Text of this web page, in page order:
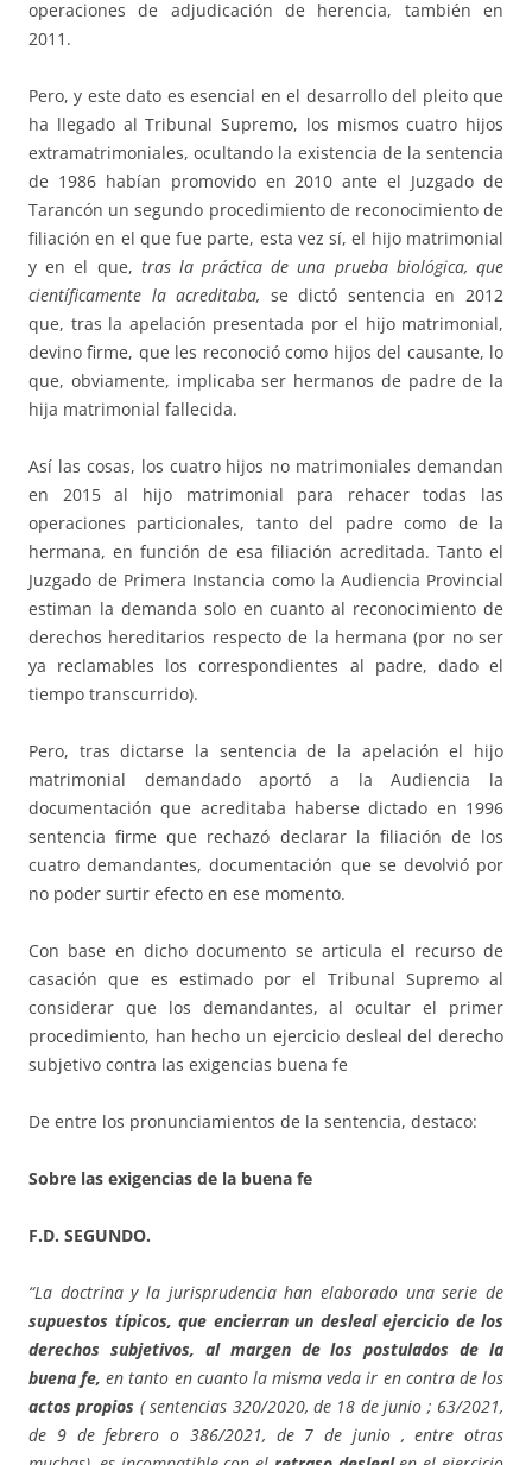
operaciones de adjudicación de herencia, también en
2011.
Pero, y este dato es esencial en el desarrollo del pleito que
ha llegado al Tribunal Supremo, los mismos cuatro hijos
extramatrimoniales, ocultando la existencia de la sentencia
de 1986 habían promovido en 2010 ante el Juzgado de
Tarancón un segundo procedimiento de reconocimiento de
filiación en el que fue parte, esta vez sí, el hijo matrimonial
y en el que, tras la práctica de una prueba biológica, que
científicamente la acreditaba, se dictó sentencia en 2012
que, tras la apelación presentada por el hijo matrimonial,
devino firme, que les reconoció como hijos del causante, lo
que, obviamente, implicaba ser hermanos de padre de la
hija matrimonial fallecida.
Así las cosas, los cuatro hijos no matrimoniales demandan
en 2015 al hijo matrimonial para rehacer todas las
operaciones particionales, tanto del padre como de la
hermana, en función de esa filiación acreditada. Tanto el
Juzgado de Primera Instancia como la Audiencia Provincial
estiman la demanda solo en cuanto al reconocimiento de
derechos hereditarios respecto de la hermana (por no ser
ya reclamables los correspondientes al padre, dado el
tiempo transcurrido).
Pero, tras dictarse la sentencia de la apelación el hijo
matrimonial demandado aportó a la Audiencia la
documentación que acreditaba haberse dictado en 1996
sentencia firme que rechazó declarar la filiación de los
cuatro demandantes, documentación que se devolvió por
no poder surtir efecto en ese momento.
Con base en dicho documento se articula el recurso de
casación que es estimado por el Tribunal Supremo al
considerar que los demandantes, al ocultar el primer
procedimiento, han hecho un ejercicio desleal del derecho
subjetivo contra las exigencias buena fe
De entre los pronunciamientos de la sentencia, destaco:
Sobre las exigencias de la buena fe
F.D. SEGUNDO.
“La doctrina y la jurisprudencia han elaborado una serie de
supuestos típicos, que encierran un desleal ejercicio de los
derechos subjetivos, al margen de los postulados de la
buena fe, en tanto en cuanto la misma veda ir en contra de los
actos propios ( sentencias 320/2020, de 18 de junio ; 63/2021,
de 9 de febrero o 386/2021, de 7 de junio , entre otras